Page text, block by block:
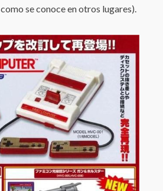
como se conoce en otros lugares).